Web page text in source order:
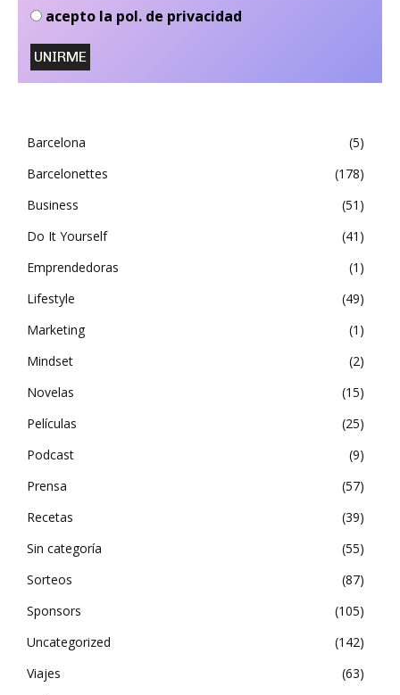
acepto la pol. de privacidad
Barcelona
5
Barcelonettes
178
Business
51
Do It Yourself
41
Emprendedoras
1
Lifestyle
49
Marketing
1
Mindset
2
Novelas
15
Películas
25
Podcast
9
Prensa
57
Recetas
39
Sin categoría
55
Sorteos
87
Sponsors
105
Uncategorized
142
Viajes
63